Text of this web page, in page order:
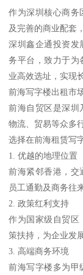
作为深圳核心商务
及完善的商业配套
深圳鑫企通投资发
务平台，致力于为
业高效选址，实现
前海写字楼出租市
前海自贸区是深圳
物流、贸易等众多
选择在前海租赁写
1. 优越的地理位置
前海紧邻香港，交
员工通勤及商务往来
2. 政策红利支持
作为国家级自贸区
策扶持，为企业发
3. 高端商务环境
前海写字楼多为甲